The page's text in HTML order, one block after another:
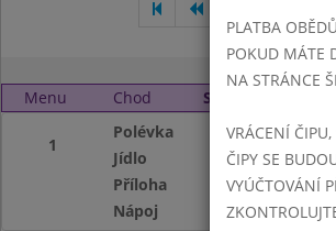
Menu Chod Středa 1. 2. 2017
1
Polévka
Jídlo
Příloha
Nápoj
PLATBA
POKUD MÁTE
NA STRÁNCE
VRÁCENÍ
ČIPY SE
VYÚČTOVÁNÍ